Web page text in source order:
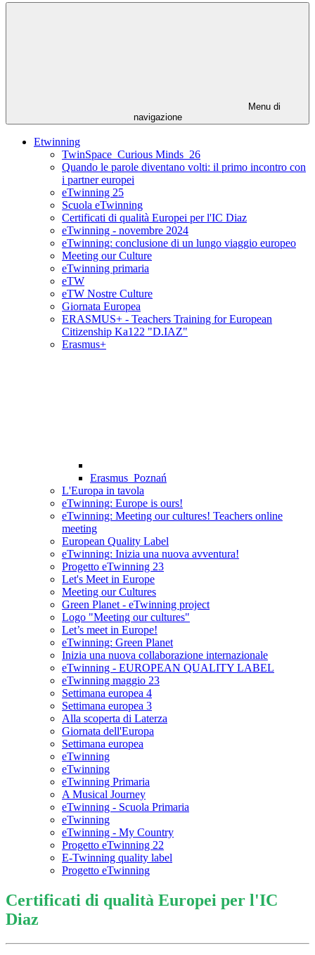
Menu di
navigazione
Etwinning
TwinSpace_Curious Minds_26
Quando le parole diventano volti: il primo incontro con
i partner europei
eTwinning 25
Scuola eTwinning
Certificati di qualità Europei per l'IC Diaz
eTwinning - novembre 2024
eTwinning: conclusione di un lungo viaggio europeo
Meeting our Culture
eTwinning primaria
eTW
eTW Nostre Culture
Giornata Europea
ERASMUS+ - Teachers Training for European
Citizenship Ka122 "D.IAZ"
Erasmus+
Erasmus_Poznań
L'Europa in tavola
eTwinning: Europe is ours!
eTwinning: Meeting our cultures! Teachers online
meeting
European Quality Label
eTwinning: Inizia una nuova avventura!
Progetto eTwinning 23
Let's Meet in Europe
Meeting our Cultures
Green Planet - eTwinning project
Logo "Meeting our cultures"
Let’s meet in Europe!
eTwinning: Green Planet
Inizia una nuova collaborazione internazionale
eTwinning - EUROPEAN QUALITY LABEL
eTwinning maggio 23
Settimana europea 4
Settimana europea 3
Alla scoperta di Laterza
Giornata dell'Europa
Settimana europea
eTwinning
eTwinning
eTwinning Primaria
A Musical Journey
eTwinning - Scuola Primaria
eTwinning
eTwinning - My Country
Progetto eTwinning 22
E-Twinning quality label
Progetto eTwinning
Certificati di qualità Europei per l'IC
Diaz